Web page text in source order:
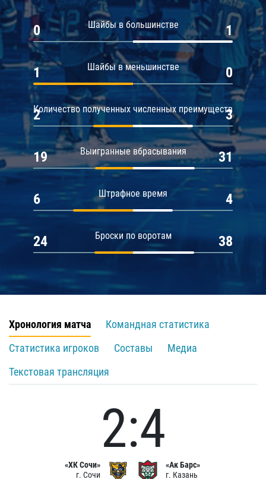
Шайбы в большинстве
0 1
Шайбы в меньшинстве
1 0
Количество полученных численных преимуществ
2 3
Выигранные вбрасывания
19 31
Штрафное время
6 4
Броски по воротам
24 38
Хронология матча
Командная статистика
Статистика игроков
Составы
Медиа
Текстовая трансляция
«ХК Сочи»
г. Сочи
2:4
«Ак Барс»
г. Казань